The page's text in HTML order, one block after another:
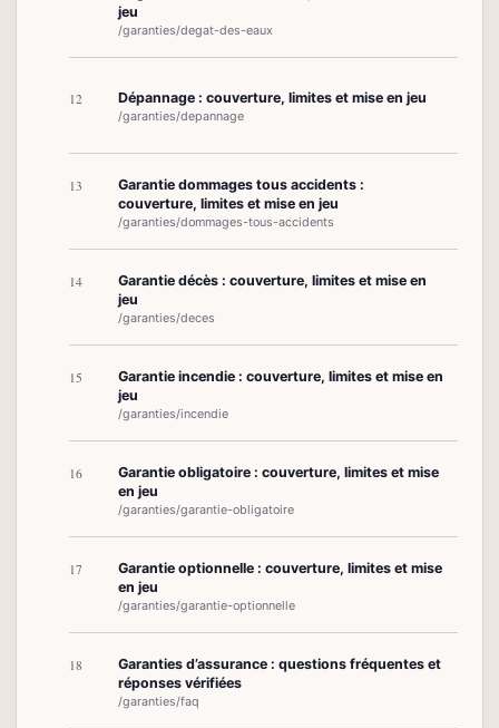
jeu
/garanties/degat-des-eaux
12 Dépannage : couverture, limites et mise en jeu
/garanties/depannage
13
Garantie dommages tous accidents :
couverture, limites et mise en jeu
/garanties/dommages-tous-accidents
14
Garantie décès : couverture, limites et mise en
jeu
/garanties/deces
15
Garantie incendie : couverture, limites et mise en
jeu
/garanties/incendie
16
Garantie obligatoire : couverture, limites et mise
en jeu
/garanties/garantie-obligatoire
17
Garantie optionnelle : couverture, limites et mise
en jeu
/garanties/garantie-optionnelle
18
Garanties d’assurance : questions fréquentes et
réponses vérifiées
/garanties/faq